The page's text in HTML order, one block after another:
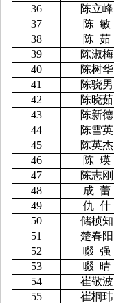
36
陈立峰
37
陈 敏
38
陈 茹
39
陈淑梅
40
陈树华
41
陈骁男
42
陈晓茹
43
陈新德
44
陈雪英
45
陈英杰
46
陈 瑛
47
陈志刚
48
成 蕾
49
仇 什
50
储桢知
51
楚春阳
52
啜 强
53
啜 晴
54
崔敬波
55
崔桐玮